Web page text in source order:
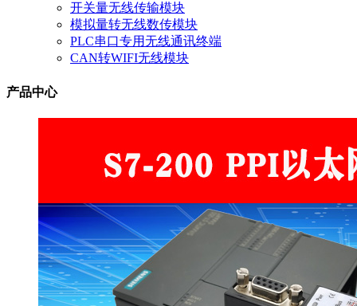
开关量无线传输模块
模拟量转无线数传模块
PLC串口专用无线通讯终端
CAN转WIFI无线模块
产品中心